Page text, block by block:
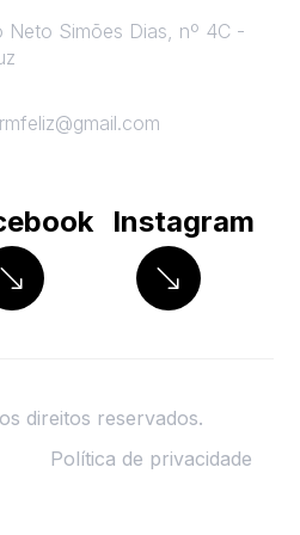
Neto Simões Dias, nº 4C -
Instagram
direitos reservados.
Política de privacidade